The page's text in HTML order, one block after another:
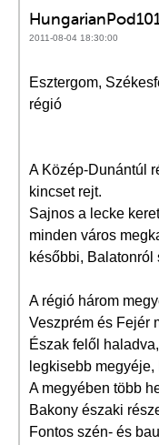
2011-08-04 18:30:00
Esztergom,
régió
A Közép-Dunántúl
kincset rejt.
Sajnos a lecke
minden város
későbbi, Balatonról
A régió három
Veszprém és Fejér
Észak felől
legkisebb
A megyében több
Bakony északi
Fontos szén- és